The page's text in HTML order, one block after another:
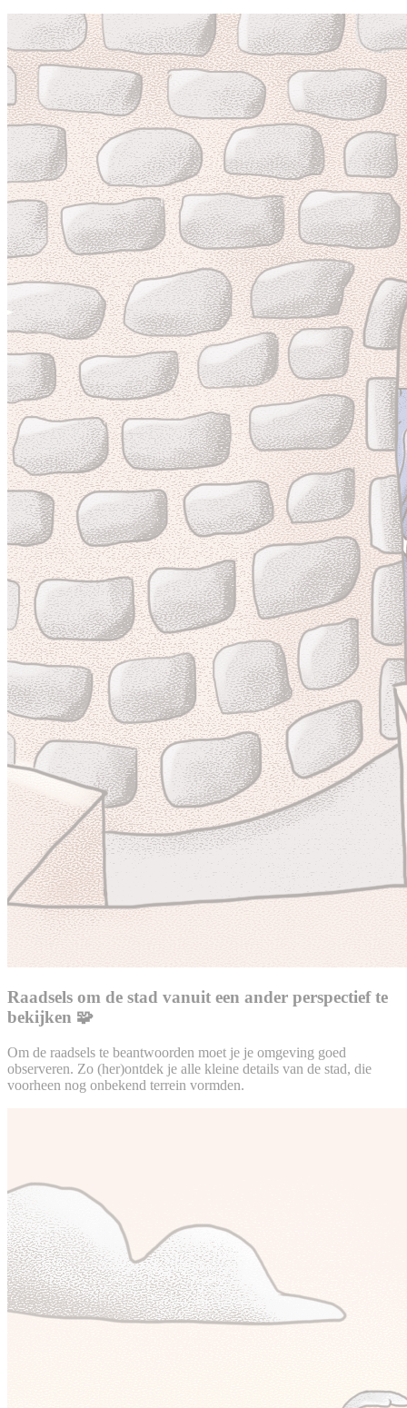
Raadsels om de stad vanuit een ander perspectief te
bekijken 🧩
Om de raadsels te beantwoorden moet je je omgeving goed
observeren. Zo (her)ontdek je alle kleine details van de stad, die
voorheen nog onbekend terrein vormden.